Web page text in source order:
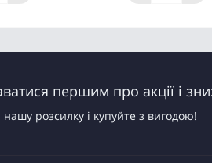
першим про акції і
розсилку і купуйте з вигодою!